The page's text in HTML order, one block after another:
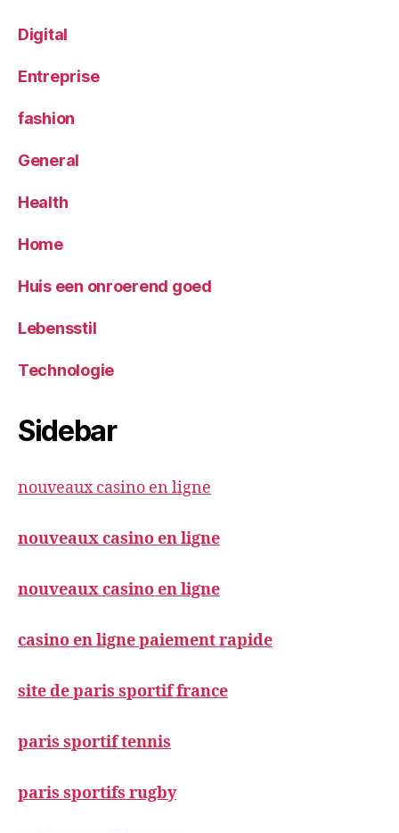
Digital
Entreprise
fashion
General
Health
Home
Huis een onroerend goed
Lebensstil
Technologie
Sidebar
nouveaux casino en ligne
nouveaux casino en ligne
nouveaux casino en ligne
casino en ligne paiement rapide
site de paris sportif france
paris sportif tennis
paris sportifs rugby